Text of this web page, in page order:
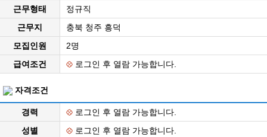
근무형태
정규직
근무지
충북 청주 흥덕
모집인원
2명
급여조건
로그인 후 열람 가능합니다.
자격조건
경력
로그인 후 열람 가능합니다.
성별
로그인 후 열람 가능합니다.